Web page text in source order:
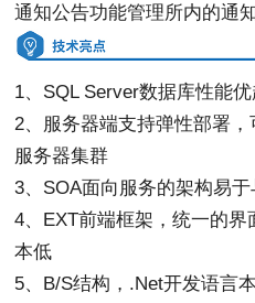
通知公告功能管理所内的通
1、SQL Server数据库性能
2、服务器端支持弹性部署
服务器集群
3、SOA面向服务的架构易
4、EXT前端框架，统一的
本低
5、B/S结构，.Net开发语言